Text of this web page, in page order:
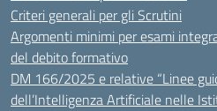
Criteri generali per gli Scrutini
Argomenti minimi per esami
del debito formativo
DM 166/2025 e relative “Linee
dell’Intelligenza Artificiale nelle